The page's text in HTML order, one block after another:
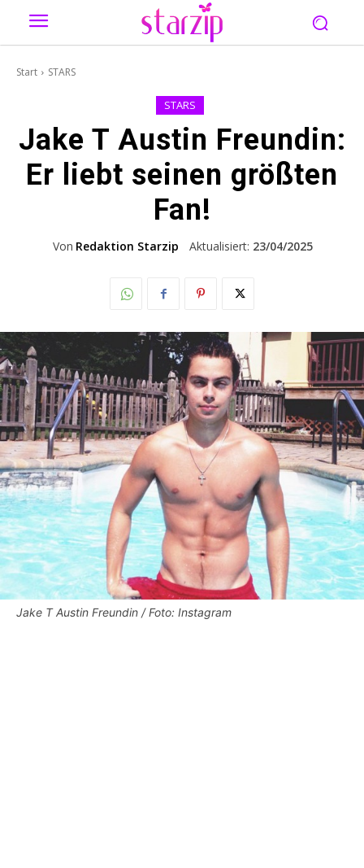
Start STARS
STARS
Jake T Austin Freundin:
Er liebt seinen größten
Fan!
Von Redaktion Starzip Aktualisiert: 23/04/2025
Jake T Austin Freundin / Foto: Instagram